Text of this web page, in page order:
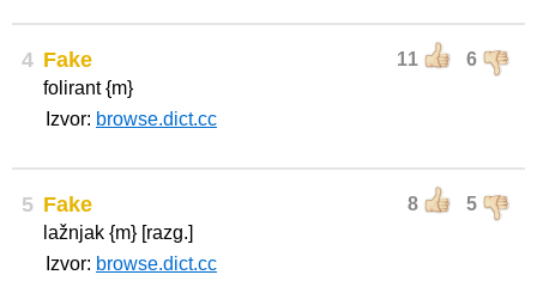
4 11 6
Fake
folirant {m}
Izvor: browse.dict.cc
5 8 5
Fake
lažnjak {m} [razg.]
Izvor: browse.dict.cc